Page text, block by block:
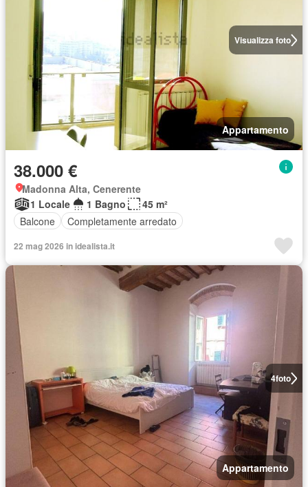
Visualizza foto
Appartamento
38.000 €
Madonna Alta, Cenerente
1 Locale
1 Bagno
45 m²
Balcone
Completamente arredato
22 mag 2026 in idealista.it
4foto
Appartamento